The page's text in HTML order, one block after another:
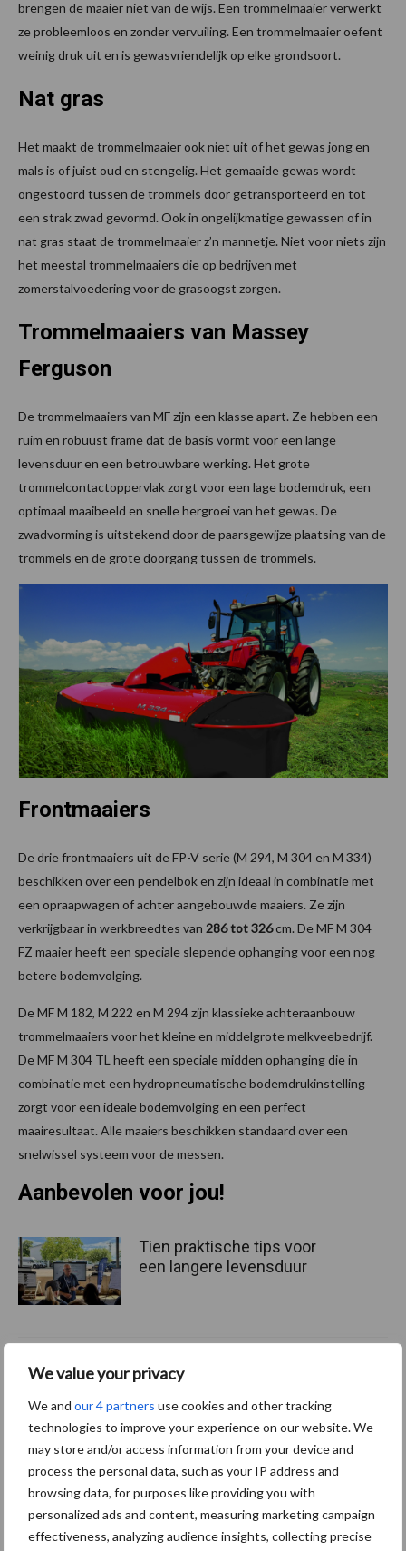
We value your privacy
We and our 4 partners use cookies and other tracking
technologies to improve your experience on our website. We
may store and/or access information from your device and
process the personal data, such as your IP address and
browsing data, for purposes like providing you with
personalized ads and content, measuring marketing campaign
effectiveness, analyzing audience insights, collecting precise
brengen de maaier niet van de wijs. Een trommelmaaier verwerkt
ze probleemloos en zonder vervuiling. Een trommelmaaier oefent
weinig druk uit en is gewasvriendelijk op elke grondsoort.
Nat gras
Het maakt de trommelmaaier ook niet uit of het gewas jong en
mals is of juist oud en stengelig. Het gemaaide gewas wordt
ongestoord tussen de trommels door getransporteerd en tot
een strak zwad gevormd. Ook in ongelijkmatige gewassen of in
nat gras staat de trommelmaaier z’n mannetje. Niet voor niets zijn
het meestal trommelmaaiers die op bedrijven met
zomerstalvoedering voor de grasoogst zorgen.
Trommelmaaiers van Massey
Ferguson
De trommelmaaiers van MF zijn een klasse apart. Ze hebben een
ruim en robuust frame dat de basis vormt voor een lange
levensduur en een betrouwbare werking. Het grote
trommelcontactoppervlak zorgt voor een lage bodemdruk, een
optimaal maaibeeld en snelle hergroei van het gewas. De
zwadvorming is uitstekend door de paarsgewijze plaatsing van de
trommels en de grote doorgang tussen de trommels.
Frontmaaiers
De drie frontmaaiers uit de FP-V serie (M 294, M 304 en M 334)
beschikken over een pendelbok en zijn ideaal in combinatie met
een opraapwagen of achter aangebouwde maaiers. Ze zijn
verkrijgbaar in werkbreedtes van 286 tot 326cm. De MF M 304
FZ maaier heeft een speciale slepende ophanging voor een nog
betere bodemvolging.
De MF M 182, M 222 en M 294 zijn klassieke achteraanbouw
trommelmaaiers voor het kleine en middelgrote melkveebedrijf.
De MF M 304 TL heeft een speciale midden ophanging die in
combinatie met een hydropneumatische bodemdrukinstelling
zorgt voor een ideale bodemvolging en een perfect
maairesultaat. Alle maaiers beschikken standaard over een
snelwissel systeem voor de messen.
Aanbevolen voor jou!
Tien praktische tips voor
een langere levensduur
“Vraag naar praktische
hygieneoplossingen is in
Polen groter dan ooit”
Drie Franse bedrijven over
de grens van 14.000
kilogram melk